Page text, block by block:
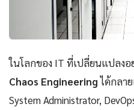
ในโลกของ IT ที่เปลี่ยนแปลงอ
Chaos Engineeringได้กลา
System Administrator,